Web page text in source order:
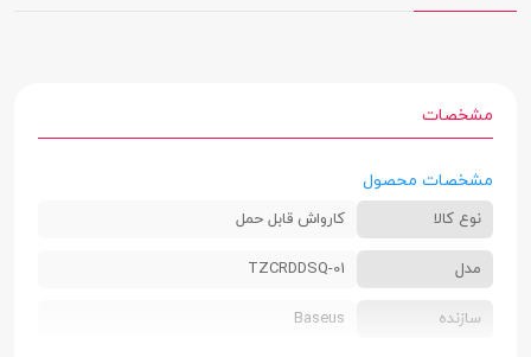
مشخصات
مشخصات محصول
نوع کالا کارواش قابل حمل
مدل TZCRDDSQ-01
سازنده Baseus